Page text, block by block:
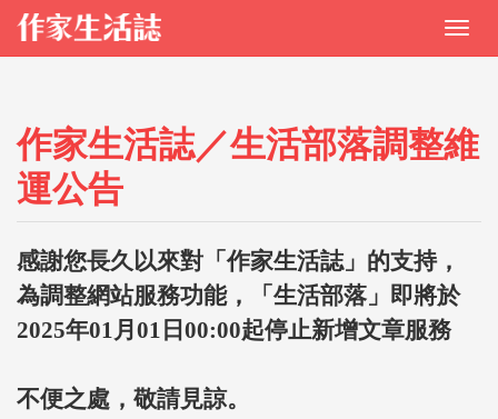
作家生活誌／生活部落調整維
運公告
感謝您長久以來對「作家生活誌」的支持，
為調整網站服務功能，「生活部落」即將於
2025年01月01日00:00起停止新增文章服務
不便之處，敬請見諒。